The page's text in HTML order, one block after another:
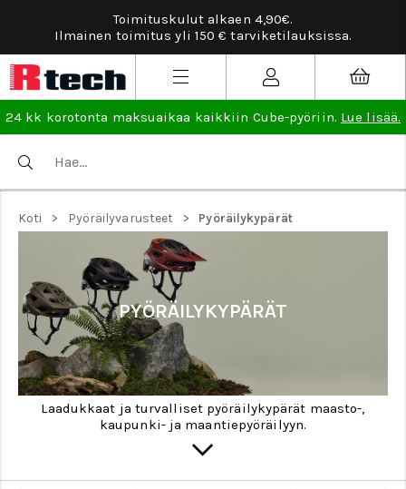
Toimituskulut alkaen 4,90€.
Ilmainen toimitus yli 150 € tarviketilauksissa.
24 kk korotonta maksuaikaa kaikkiin Cube-pyöriin. Lue lisää.
Koti > Pyöräilyvarusteet > Pyöräilykypärät
PYÖRÄILYKYPÄRÄT
Laadukkaat ja turvalliset pyöräilykypärät maasto-,
kaupunki- ja maantiepyöräilyyn.